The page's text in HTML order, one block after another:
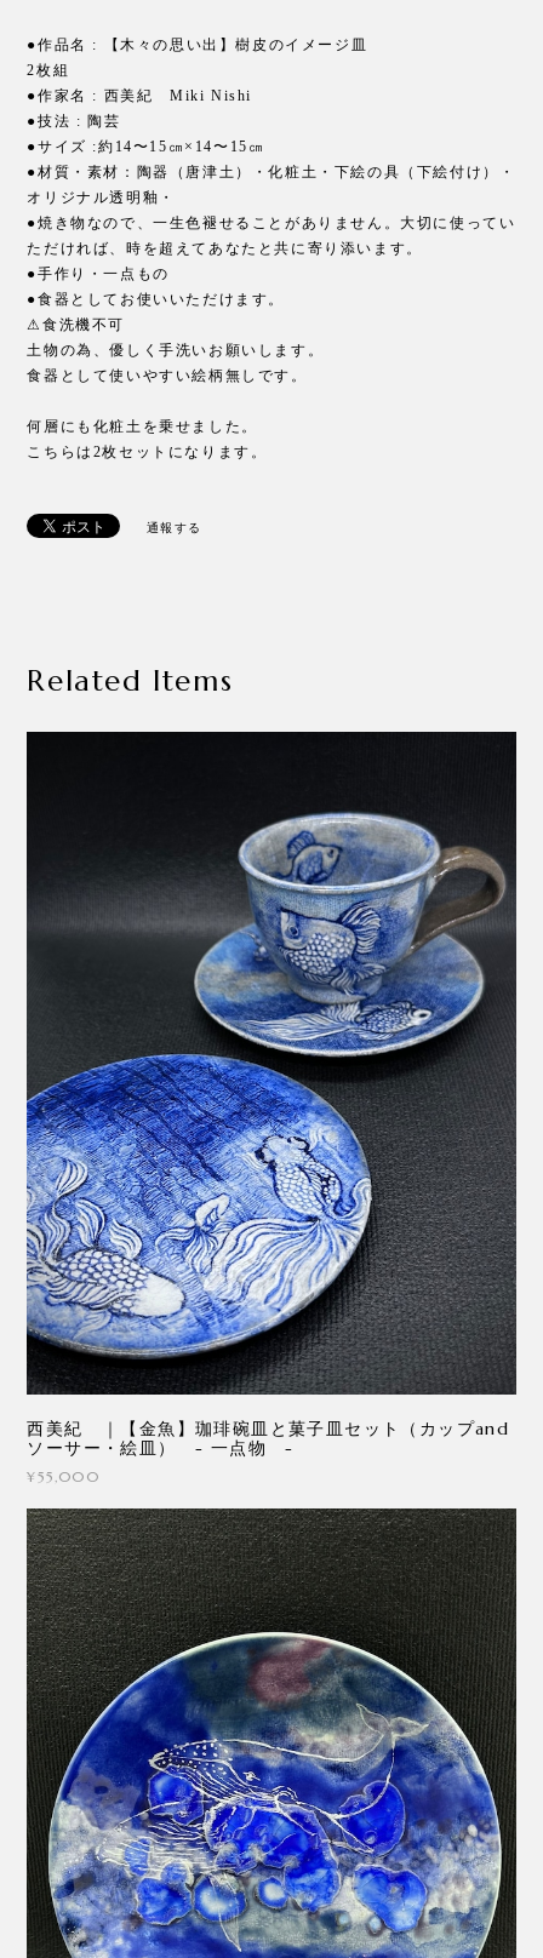
●作品名 : 【木々の思い出】樹皮のイメージ皿
2枚組
●作家名 : 西美紀 Miki Nishi
●技法 : 陶芸
●サイズ :約14〜15㎝×14〜15㎝
●材質・素材：陶器（唐津土）・化粧土・下絵の具（下絵付け）・
オリジナル透明釉・
●焼き物なので、一生色褪せることがありません。大切に使ってい
ただければ、時を超えてあなたと共に寄り添います。
●手作り・一点もの
●食器としてお使いいただけます。
⚠︎食洗機不可
土物の為、優しく手洗いお願いします。
食器として使いやすい絵柄無しです。
何層にも化粧土を乗せました。
こちらは2枚セットになります。
通報する
Related Items
西美紀 ｜【金魚】珈琲碗皿と菓子皿セット（カップand
ソーサー・絵皿） - 一点物 -
¥55,000